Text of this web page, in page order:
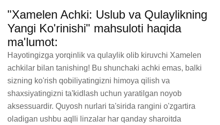
"Xamelen Achki: Uslub va Qulaylikning
Yangi Ko'rinishi" mahsuloti haqida
ma'lumot:
Hayotingizga yorqinlik va qulaylik olib kiruvchi Xamelen
achkilar bilan tanishing! Bu shunchaki achki emas, balki
sizning ko'rish qobiliyatingizni himoya qilish va
shaxsiyatingizni ta'kidlash uchun yaratilgan noyob
aksessuardir. Quyosh nurlari ta'sirida rangini o'zgartira
oladigan ushbu aqlli linzalar har qanday sharoitda